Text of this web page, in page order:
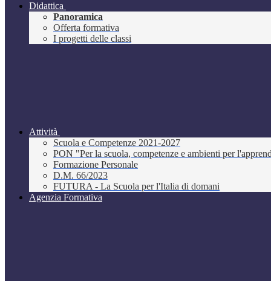
Didattica
Panoramica
Offerta formativa
I progetti delle classi
Attività
Scuola e Competenze 2021-2027
PON "Per la scuola, competenze e ambienti per
Formazione Personale
D.M. 66/2023
FUTURA - La Scuola per l'Italia di domani
Agenzia Formativa